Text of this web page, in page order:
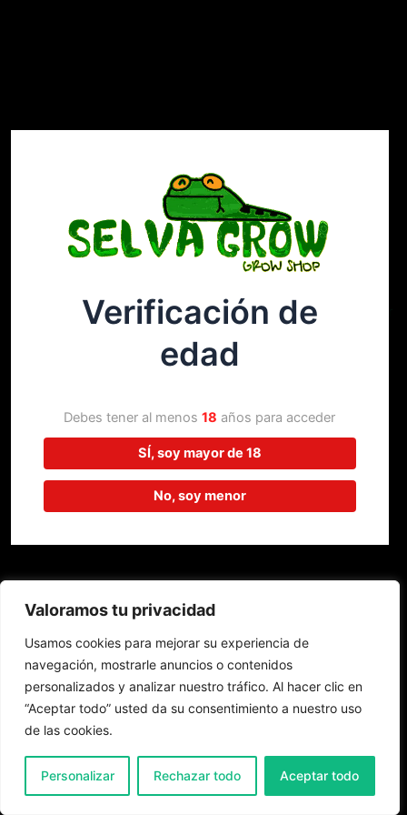
Valoramos tu privacidad
Usamos cookies para mejorar su experiencia de
navegación, mostrarle anuncios o contenidos
personalizados y analizar nuestro tráfico. Al hacer clic en
“Aceptar todo” usted da su consentimiento a nuestro uso
de las cookies.
Personalizar Rechazar todo Aceptar todo
¡Disculpa este desastre! Estamos
trabajando en algo increíble,
¡vuelve pronto!
Verificación de
edad
Debes tener al menos18 años para acceder
SÍ, soy mayor de 18
No, soy menor